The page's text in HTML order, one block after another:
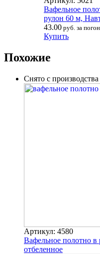
Вафельное
рулон 60 м,
43.00 руб. за
Купить
Похожие
Снято с производства
Артикул: 4580
Вафельное полотно в
отбеленное